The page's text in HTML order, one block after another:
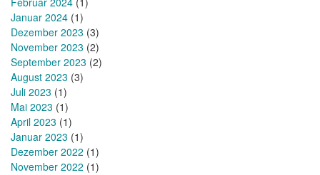
Januar 2024 (1)
Dezember 2023 (3)
November 2023 (2)
September 2023 (2)
August 2023 (3)
Juli 2023 (1)
Mai 2023 (1)
April 2023 (1)
Januar 2023 (1)
Dezember 2022 (1)
November 2022 (1)